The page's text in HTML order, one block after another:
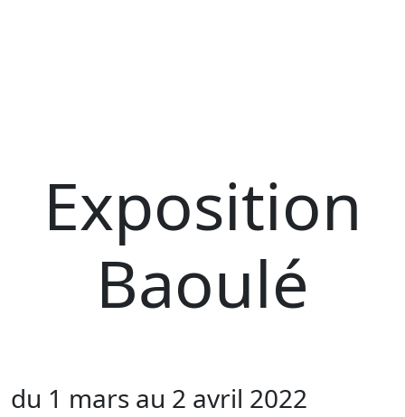
Exposition
Baoulé
du 1 mars au 2 avril 2022